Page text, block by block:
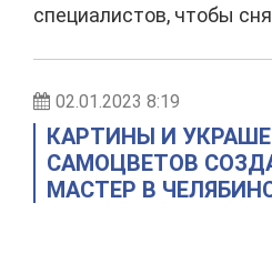
специалистов, чтобы
02.01.2023 8:19
КАРТИНЫ И
САМОЦВЕТОВ
МАСТЕР В